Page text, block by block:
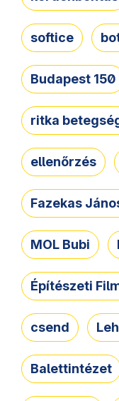
softice
Budapest 150
ritka
ellenőrzés
Fazekas
MOL Bubi
Építészeti
csend
Balettintézet